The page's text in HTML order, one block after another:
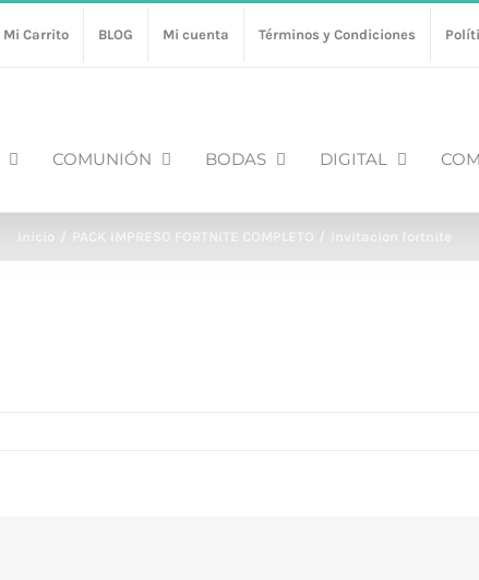
Mi Carrito BLOG Mi cuenta Términos y Condiciones
COMUNIÓN BODAS DIGITAL
Inicio PACK IMPRESO FORTNITE COMPLETO invitacion fortnite